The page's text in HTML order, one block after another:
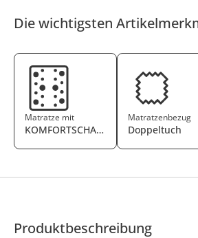
Die wichtigsten
Matratze mit
KOMFORTSCHAUMKERN
Matratzenbezug
Doppeltuch
Produktbeschreibung